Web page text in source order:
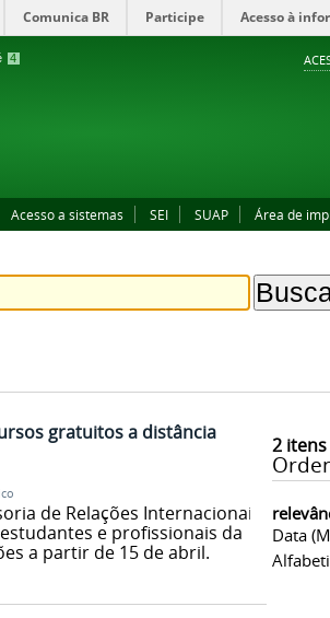
4
Comunica BR Participe Acesso à
Acesso a sistemas SEI SUAP Área de
2itens
Data
gratuitos a distância
de Relações Internacionais
e profissionais da
a partir de 15 de abril.